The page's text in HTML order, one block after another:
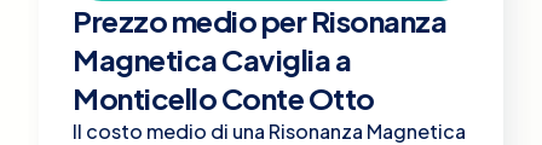
Prezzo medio per Risonanza
Magnetica Caviglia a
Monticello Conte Otto
Il costo medio di una Risonanza Magnetica